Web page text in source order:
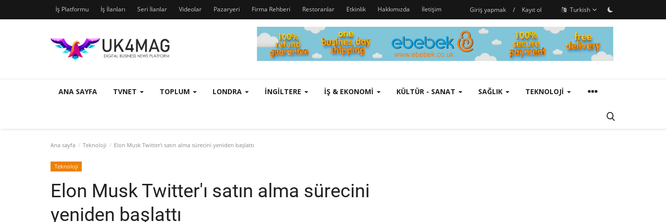
İş Platformu İş İlanları Seri İlanlar Videolar Pazaryeri Firma Rehberi Restoranlar Etkinlik Hakkımızda İletişim Giriş yapmak / Kayıt ol Turkish
ANA SAYFA TVNET TOPLUM LONDRA İNGILTERE İŞ & EKONOMI KÜLTÜR - SANAT SAĞLIK TEKNOLOJI
Ana sayfa Teknoloji Elon Musk Twitter'ı satın alma sürecini yeniden başlattı
Teknoloji
Elon Musk Twitter'ı satın alma sürecini
yeniden başlattı